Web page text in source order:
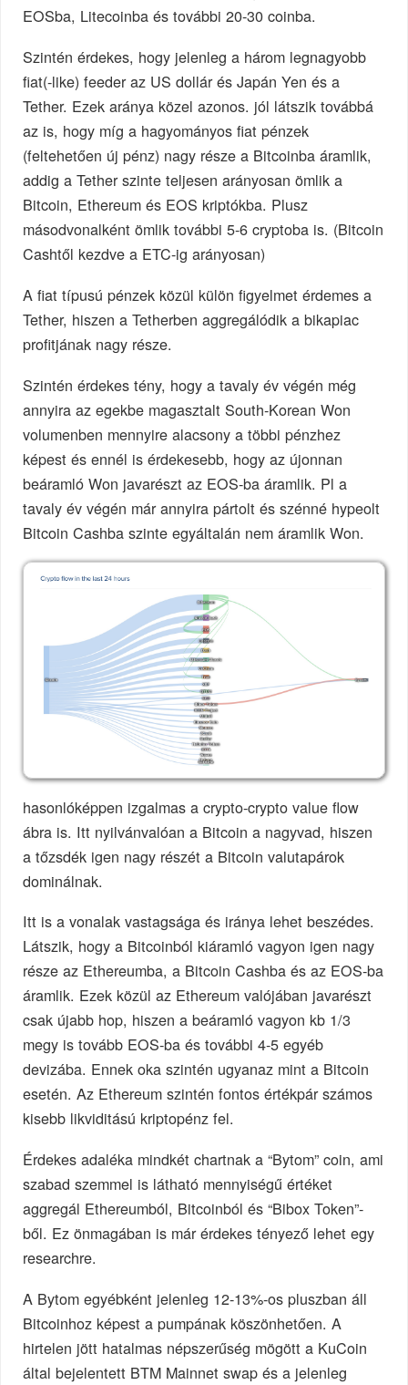
EOSba, Litecoinba és további 20-30 coinba.
Szintén érdekes, hogy jelenleg a három legnagyobb
fiat(-like) feeder az US dollár és Japán Yen és a
Tether. Ezek aránya közel azonos. jól látszik továbbá
az is, hogy míg a hagyományos fiat pénzek
(feltehetően új pénz) nagy része a Bitcoinba áramlik,
addig a Tether szinte teljesen arányosan ömlik a
Bitcoin, Ethereum és EOS kriptókba. Plusz
másodvonalként ömlik további 5-6 cryptoba is. (Bitcoin
Cashtől kezdve a ETC-ig arányosan)
A fiat típusú pénzek közül külön figyelmet érdemes a
Tether, hiszen a Tetherben aggregálódik a bikapiac
profitjának nagy része.
Szintén érdekes tény, hogy a tavaly év végén még
annyira az egekbe magasztalt South-Korean Won
volumenben mennyire alacsony a többi pénzhez
képest és ennél is érdekesebb, hogy az újonnan
beáramló Won javarészt az EOS-ba áramlik. Pl a
tavaly év végén már annyira pártolt és szénné hypeolt
Bitcoin Cashba szinte egyáltalán nem áramlik Won.
hasonlóképpen izgalmas a crypto-crypto value flow
ábra is. Itt nyilvánvalóan a Bitcoin a nagyvad, hiszen
a tőzsdék igen nagy részét a Bitcoin valutapárok
dominálnak.
Itt is a vonalak vastagsága és iránya lehet beszédes.
Látszik, hogy a Bitcoinból kiáramló vagyon igen nagy
része az Ethereumba, a Bitcoin Cashba és az EOS-ba
áramlik. Ezek közül az Ethereum valójában javarészt
csak újabb hop, hiszen a beáramló vagyon kb 1/3
megy is tovább EOS-ba és további 4-5 egyéb
devizába. Ennek oka szintén ugyanaz mint a Bitcoin
esetén. Az Ethereum szintén fontos értékpár számos
kisebb likviditású kriptopénz fel.
Érdekes adaléka mindkét chartnak a “Bytom” coin, ami
szabad szemmel is látható mennyiségű értéket
aggregál Ethereumból, Bitcoinból és “Bibox Token”-
ből. Ez önmagában is már érdekes tényező lehet egy
researchre.
A Bytom egyébként jelenleg 12-13%-os pluszban áll
Bitcoinhoz képest a pumpának köszönhetően. A
hirtelen jött hatalmas népszerűség mögött a KuCoin
által bejelentett BTM Mainnet swap és a jelenleg